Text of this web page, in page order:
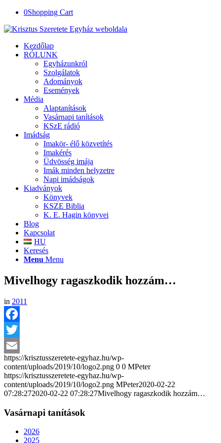
0Shopping Cart
Kezdőlap
RÓLUNK
Egyházunkról
Szolgálatok
Adományok
Események
Média
Alaptanítások
Vasárnapi tanítások
KSzE rádió
Imádság
Imakör- élő közvetítés
Imakérés
Üdvösség imája
Imák minden helyzetre
Napi imádságok
Kiadványok
Könyvek
KSZE Biblia
K. E. Hagin könyvei
Blog
Kapcsolat
HU
Keresés
Menu Menu
Mivelhogy ragaszkodik hozzám…
in 2011
Facebook
Twitter
Email
https://krisztusszeretete-egyhaz.hu/wp-
content/uploads/2019/10/logo2.png 0 0 MPeter
https://krisztusszeretete-egyhaz.hu/wp-
content/uploads/2019/10/logo2.png MPeter2020-02-22
07:28:272020-02-22 07:28:27Mivelhogy ragaszkodik hozzám…
Vasárnapi tanítások
2026
2025